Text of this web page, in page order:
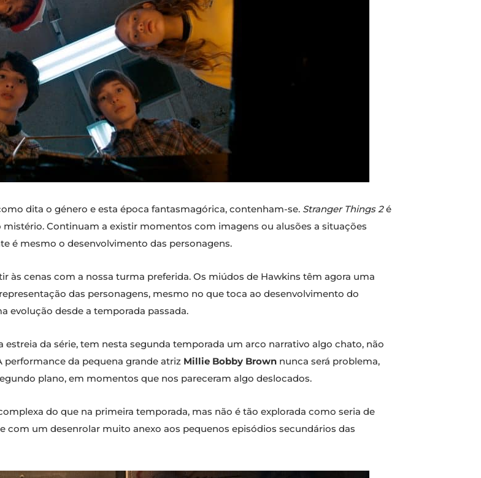
dita o género e esta época fantasmagórica, contenham-se. Stranger Things 2é
Continuam a existir momentos com imagens ou alusões a situações
é mesmo o desenvolvimento das personagens.
às cenas com a nossa turma preferida. Os miúdos de Hawkins têm agora uma
das personagens, mesmo no que toca ao desenvolvimento do
evolução desde a temporada passada.
da série, tem nesta segunda temporada um arco narrativo algo chato, não
performance da pequena grande atriz Millie Bobby Brown nunca será problema,
plano, em momentos que nos pareceram algo deslocados.
do que na primeira temporada, mas não é tão explorada como seria de
com um desenrolar muito anexo aos pequenos episódios secundários das